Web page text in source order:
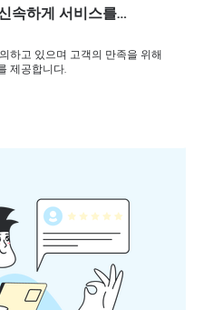
속하게 서비스를…
하고 있으며 고객의 만족을 위해
제공합니다.